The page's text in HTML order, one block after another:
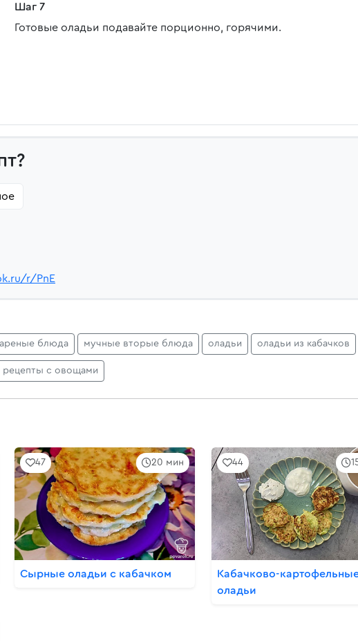
Шаг 7
Готовые оладьи подавайте порционно, горячими.
r/PnE
блюда мучные вторые блюда оладьи оладьи из кабачков
рецепты с овощами
20 мин
47
Сырные оладьи с кабачком
44
Кабачково-
оладьи